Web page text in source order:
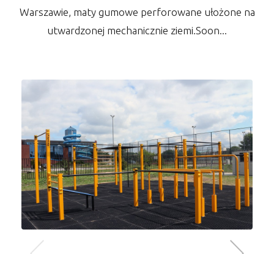
Warszawie, maty gumowe perforowane ułożone na
utwardzonej mechanicznie ziemi.Soon...